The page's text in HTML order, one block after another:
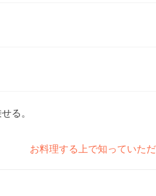
る。
お料理する上で知っていた